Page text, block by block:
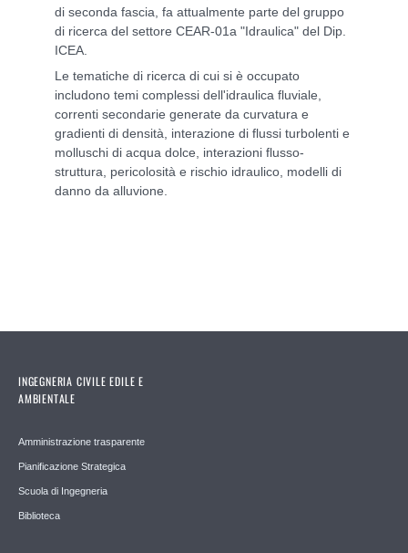
di seconda fascia, fa attualmente parte del gruppo
di ricerca del settore CEAR-01a "Idraulica" del Dip.
ICEA.
Le tematiche di ricerca di cui si è occupato
includono temi complessi dell'idraulica fluviale,
correnti secondarie generate da curvatura e
gradienti di densità, interazione di flussi turbolenti e
molluschi di acqua dolce, interazioni flusso-
struttura, pericolosità e rischio idraulico, modelli di
danno da alluvione.
INGEGNERIA CIVILE EDILE E
AMBIENTALE
Amministrazione trasparente
Pianificazione Strategica
Scuola di Ingegneria
Biblioteca